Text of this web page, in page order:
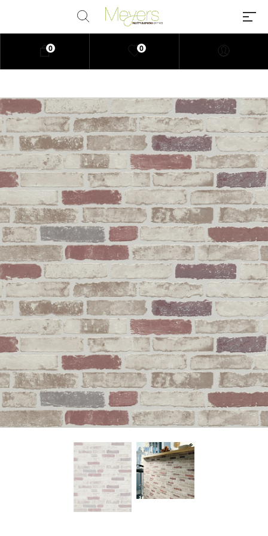
Millions of people around the
world visit Envato to buy and sell
creative assets, use smart design
templates, learn creative skills or
even hire freelancers. With an
industry-leading marketplace
paired with an unlimited
subscription service, Envato
helps creatives like you get
projects done faster.
About Envato
Careers
Privacy Policy
Sitemap
Community
Forums
Meetups
0
0